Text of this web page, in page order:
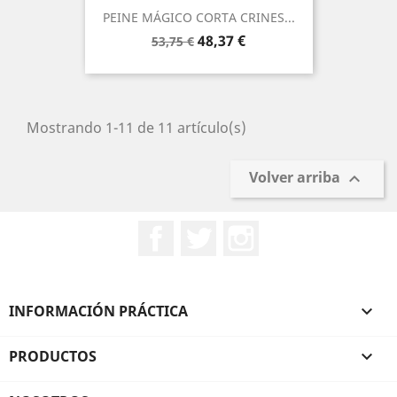
PEINE MÁGICO CORTA CRINES...
Precio
53,75 € Precio
48,37 €
Mostrando 1-11 de 11 artículo(s)
Volver arriba 
INFORMACIÓN PRÁCTICA 
PRODUCTOS 